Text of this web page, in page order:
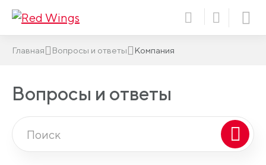
Главная Вопросы и ответы Компания
Вопросы и ответы